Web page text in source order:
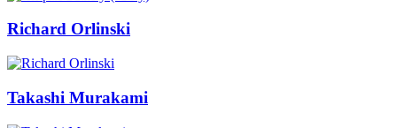
Richard Orlinski
Takashi Murakami